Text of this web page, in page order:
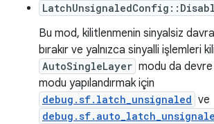
Bu mod, kilitlenmenin sinyalsiz
bırakır ve yalnızca sinyalli işlemleri
AutoSingleLayer modu da devre
modu yapılandırmak için
debug.sf.latch_unsignaled ve